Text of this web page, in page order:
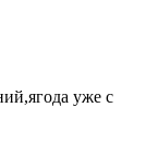
уже с